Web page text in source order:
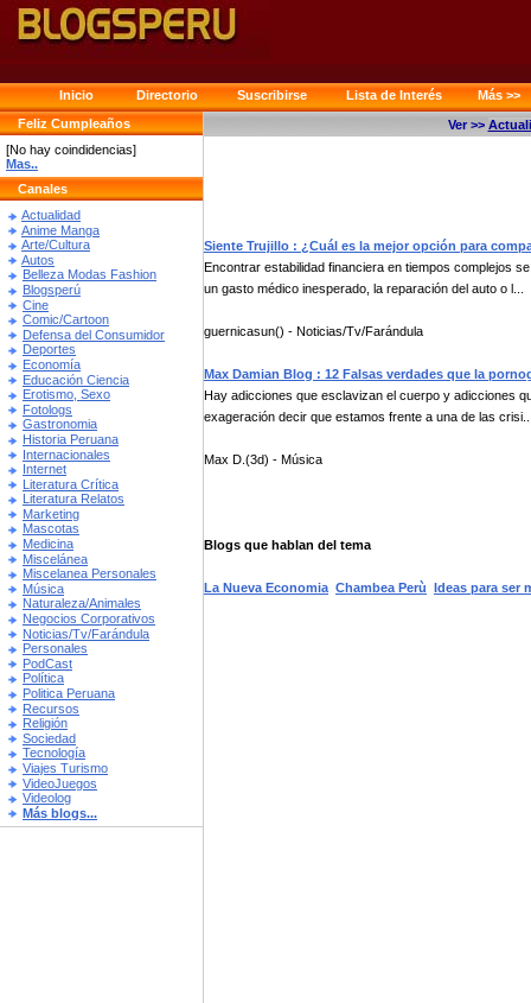
Inicio Directorio Suscribirse Lista de Interés
Más >>
Feliz Cumpleaños
[No hay coindidencias]
Mas..
Canales
Actualidad
Anime Manga
Arte/Cultura
Autos
Belleza Modas Fashion
Blogsperú
Cine
Comic/Cartoon
Defensa del Consumidor
Deportes
Economía
Educación Ciencia
Erotismo, Sexo
Fotologs
Gastronomia
Historia Peruana
Internacionales
Internet
Literatura Crítica
Literatura Relatos
Marketing
Mascotas
Medicina
Miscelánea
Miscelanea Personales
Música
Naturaleza/Animales
Negocios Corporativos
Noticias/Tv/Farándula
Personales
PodCast
Política
Politica Peruana
Recursos
Religión
Sociedad
Tecnología
Viajes Turismo
VideoJuegos
Videolog
Más blogs...
Ver >>
Siente Trujillo : ¿Cuál es la mejor opción para
Encontrar estabilidad financiera en tiempos complejos
un gasto médico inesperado, la reparación del auto o l...
guernicasun() - Noticias/Tv/Farándula
Max Damian Blog : 12 Falsas verdades que la
Hay adicciones que esclavizan el cuerpo y adicciones
exageración decir que estamos frente a una de las
Max D.(3d) - Música
Blogs que hablan del tema
La Nueva Economia Chambea Perù Ideas para ser